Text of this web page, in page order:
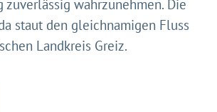
zuverlässig wahrzunehmen. Die
staut den gleichnamigen Fluss
Landkreis Greiz.